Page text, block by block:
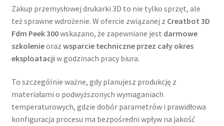
Zakup przemysłowej drukarki 3D to nie tylko sprzęt, ale
też sprawne wdrożenie. W ofercie związanej z Creatbot 3D
Fdm Peek 300wskazano, że zapewniane jest darmowe
szkolenieoraz wsparcie techniczne przez cały okres
eksploatacji w godzinach pracy biura.
To szczególnie ważne, gdy planujesz produkcję z
materiałami o podwyższonych wymaganiach
temperaturowych, gdzie dobór parametrów i prawidłowa
konfiguracja procesu ma bezpośredni wpływ na jakość